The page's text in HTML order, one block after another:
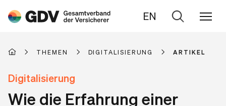
EN
Zur
THEMEN DIGITALISIERUNG ARTIKEL
Digitalisierung
Wie die Erfahrung einer